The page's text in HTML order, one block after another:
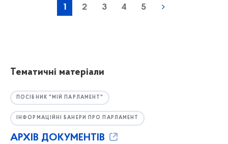
1 2 3 4 5
Тематичні матеріали
ПОСІБНИК "МІЙ ПАРЛАМЕНТ"
ІНФОРМАЦІЙНІ БАНЕРИ ПРО ПАРЛАМЕНТ
АРХІВ ДОКУМЕНТІВ